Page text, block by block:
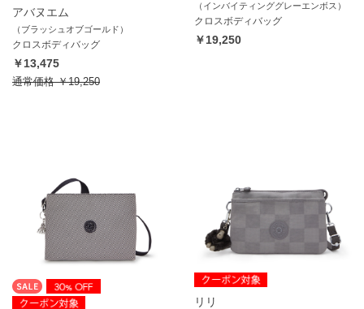
アバヌエム
（ブラッシュオブゴールド）
クロスボディバッグ
￥13,475
通常価格￥19,250
（インバイティンググレーエンボス）
クロスボディバッグ
￥19,250
リリ